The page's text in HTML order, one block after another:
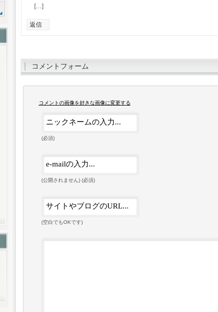
[…]
返信
コメントフォーム
コメントの画像を好きな画像に変更する
(必須)
(公開されません) (必須)
(空白でもOKです)